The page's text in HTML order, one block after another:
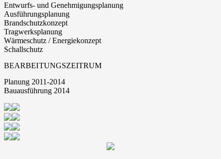
Entwurfs- und Genehmigungsplanung
Ausführungsplanung
Brandschutzkonzept
Tragwerksplanung
Wärmeschutz / Energiekonzept
Schallschutz
BEARBEITUNGSZEITRUM
Planung 2011-2014
Bauausführung 2014